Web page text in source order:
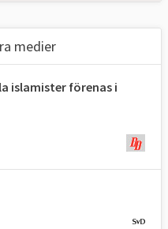
medier
islamister förenas i